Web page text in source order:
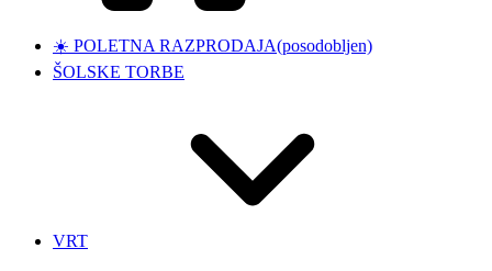
☀️ POLETNA RAZPRODAJA(posodobljen)
ŠOLSKE TORBE
VRT